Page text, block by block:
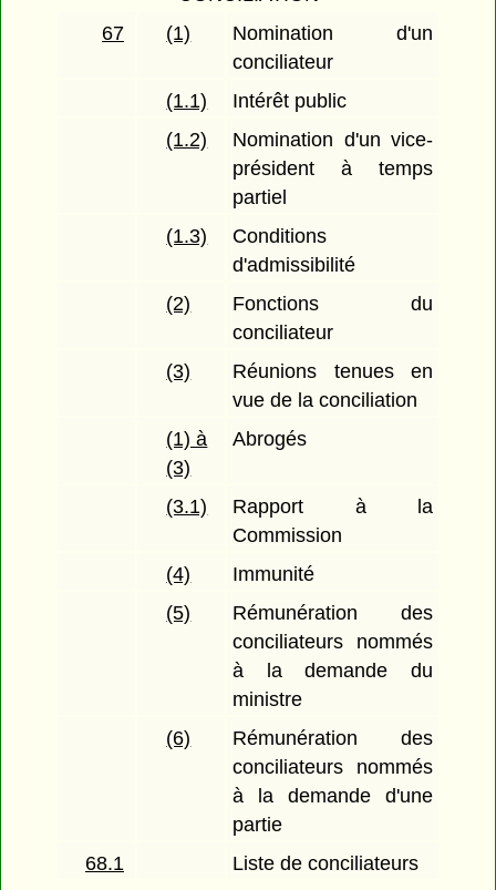
67
(1)
Nomination d'un
conciliateur
(1.1)
Intérêt public
(1.2)
Nomination d'un vice-
président à temps
partiel
(1.3)
Conditions
d'admissibilité
(2)
Fonctions du
conciliateur
(3)
Réunions tenues en
vue de la conciliation
(1) à
(3)
Abrogés
(3.1)
Rapport à la
Commission
(4)
Immunité
(5)
Rémunération des
conciliateurs nommés
à la demande du
ministre
(6)
Rémunération des
conciliateurs nommés
à la demande d'une
partie
68.1
Liste de conciliateurs